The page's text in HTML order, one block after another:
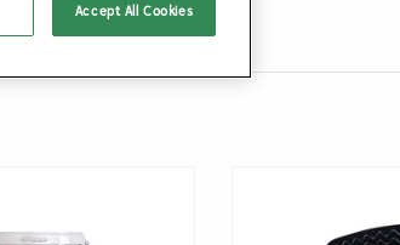
Accept All Cookies